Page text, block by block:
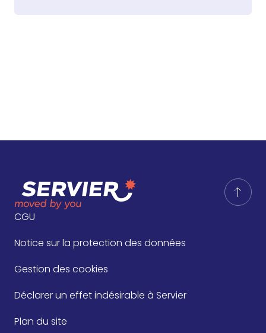
CGU
Notice sur la protection des données
Gestion des cookies
Déclarer un effet indésirable à Servier
Plan du site